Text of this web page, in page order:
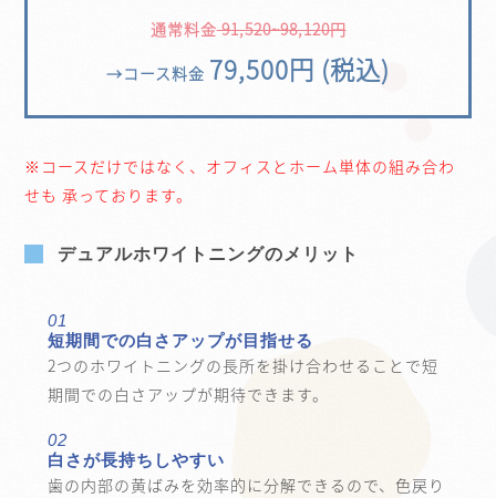
通常料金91,520~98,120円
→コース料金 79,500円 (税込)
※コースだけではなく、オフィスとホーム単体の組み合わ
せも 承っております。
デュアルホワイトニングのメリット
01
短期間での白さアップが目指せる
2つのホワイトニングの長所を掛け合わせることで短
期間での白さアップが期待できます。
02
白さが長持ちしやすい
歯の内部の黄ばみを効率的に分解できるので、色戻り